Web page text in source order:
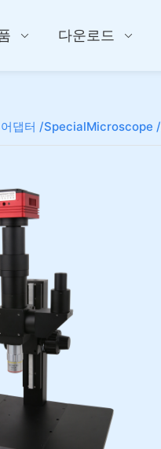
다운로드
댑터 /SpecialMicroscope /